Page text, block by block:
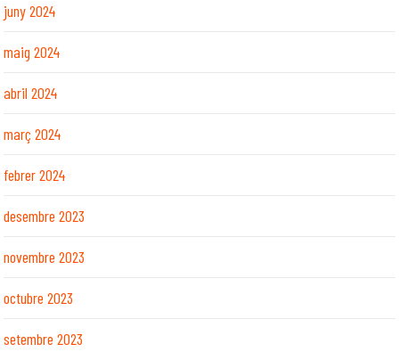
juny 2024
maig 2024
abril 2024
març 2024
febrer 2024
desembre 2023
novembre 2023
octubre 2023
setembre 2023